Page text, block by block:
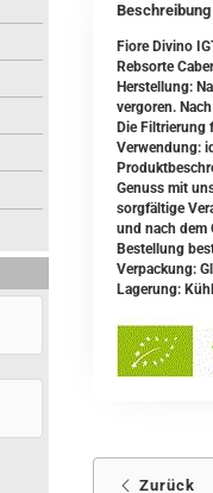
Beschreibung
Fiore Divino
Rebsorte
Herstellung:
vergoren.
Die Filtrierung
Verwendung:
Genuss mit
sorgfältige
und nach dem
Bestellung
Verpackung:
Lagerung:
Zurück